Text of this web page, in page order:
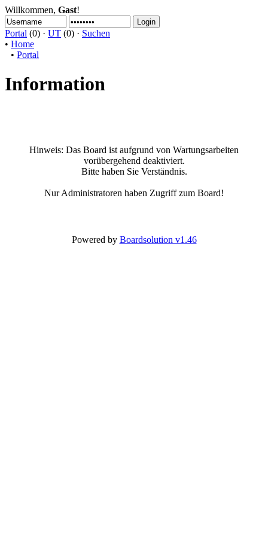
Willkommen, Gast!
Portal (0) · UT (0) · Suchen
• Home
• Portal
Information
Hinweis: Das Board ist aufgrund von Wartungsarbeiten
vorübergehend deaktiviert.
Bitte haben Sie Verständnis.
Nur Administratoren haben Zugriff zum Board!
Powered by Boardsolution v1.46